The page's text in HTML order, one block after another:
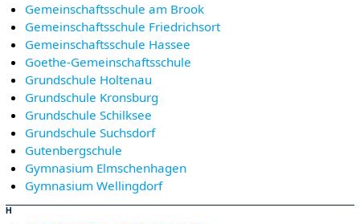
Gemeinschaftsschule am Brook
Gemeinschaftsschule Friedrichsort
Gemeinschaftsschule Hassee
Goethe-Gemeinschaftsschule
Grundschule Holtenau
Grundschule Kronsburg
Grundschule Schilksee
Grundschule Suchsdorf
Gutenbergschule
Gymnasium Elmschenhagen
Gymnasium Wellingdorf
H